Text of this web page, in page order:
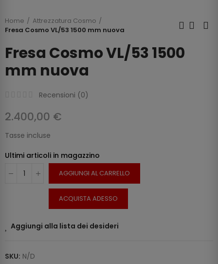
Home
Attrezzatura Cosmo
Fresa Cosmo VL/53 1500 mm nuova
Fresa Cosmo VL/53 1500
mm nuova
Recensioni (0)
2.400,00 €
Tasse incluse
Ultimi articoli in magazzino
AGGIUNGI AL CARRELLO
ACQUISTA ADESSO
Aggiungi alla lista dei desideri
SKU: N/D